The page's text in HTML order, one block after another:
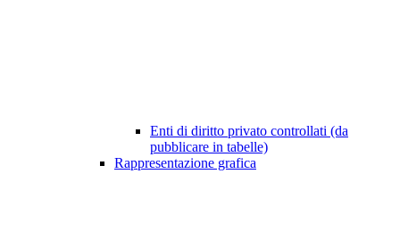
Enti di diritto privato controllati (da
pubblicare in tabelle)
Rappresentazione grafica